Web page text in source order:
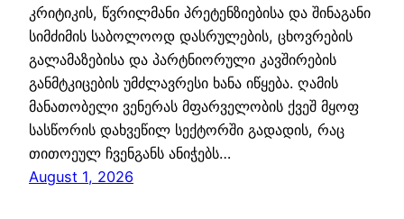
კრიტიკის, წვრილმანი პრეტენზიებისა და შინაგანი
სიმძიმის საბოლოოდ დასრულების, ცხოვრების
გალამაზებისა და პარტნიორული კავშირების
განმტკიცების უმძლავრესი ხანა იწყება. ღამის
მანათობელი ვენერას მფარველობის ქვეშ მყოფ
სასწორის დახვეწილ სექტორში გადადის, რაც
თითოეულ ჩვენგანს ანიჭებს…
August 1, 2026